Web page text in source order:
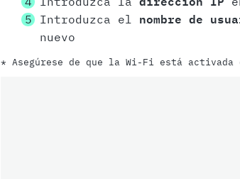
Introduzca el nombre de
nuevo
* Asegúrese de que la Wi-Fi está activada